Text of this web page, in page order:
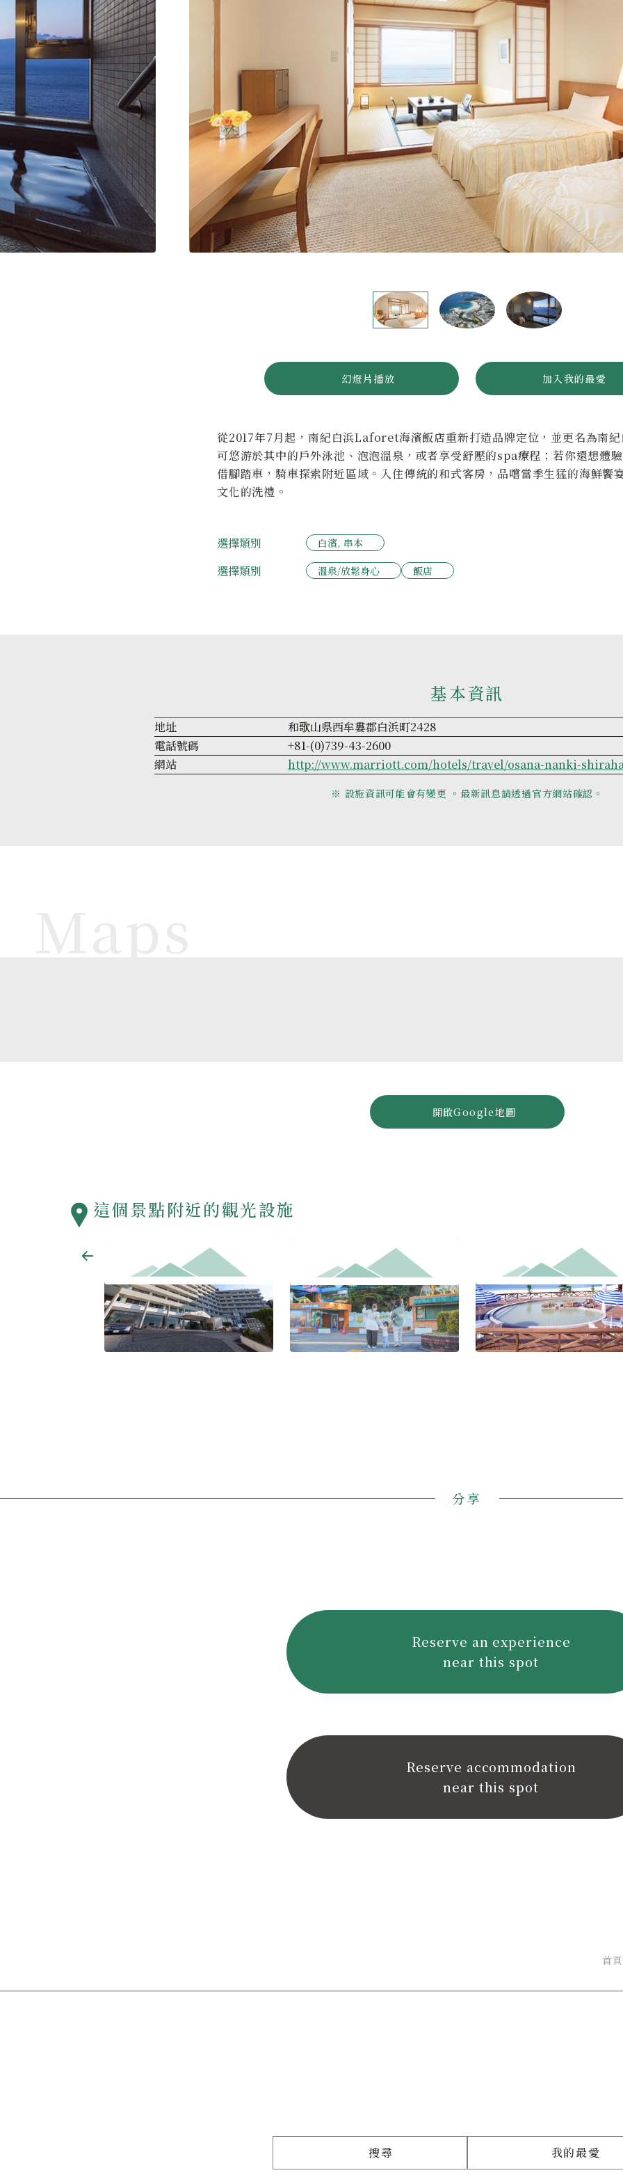
首頁
從2017年7月起，南紀白浜Laforet海濱飯店重新打造品牌定位，並更名為南
可悠游於其中的戶外泳池、泡泡溫泉，或者享受舒壓的spa療程；若你還想體
借腳踏車，騎車探索附近區域。入住傳統的和式客房，品嚐當季生猛的海鮮饗
文化的洗禮。
幻燈片播放 加入我的最愛
選擇類別 白濱, 串本
選擇類別 溫泉/放鬆身心 飯店
基本資訊
地址
和歌山県西牟婁郡白浜町2428
電話號碼
+81-(0)739-43-2600
網站
http://www.marriott.com/hotels/travel/osana-nanki-
※ 設施資訊可能會有變更 。最新訊息請透過官方網站確認。
開啟Google地圖
這個景點附近的觀光設施
三樂莊飯店 白浜能量樂園 Shirasuna/Shirahama Onsen
分享
Reserve an experience
near this spot
Reserve accommodation
near this spot
搜尋 我的最愛